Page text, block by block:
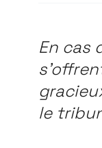
En cas
le